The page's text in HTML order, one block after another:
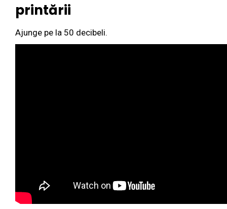
printării
Ajunge pe la 50 decibeli.